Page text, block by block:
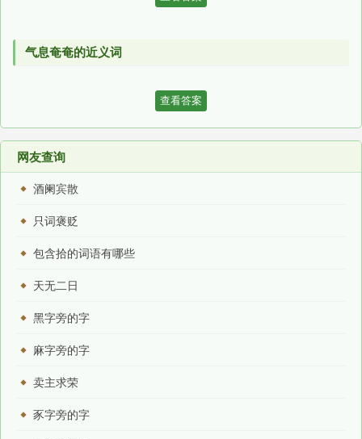
气息奄奄的近义词
查看答案
网友查询
酒阑宾散
只词褒贬
包含拾的词语有哪些
天无二日
黑字旁的字
麻字旁的字
卖主求荣
豕字旁的字